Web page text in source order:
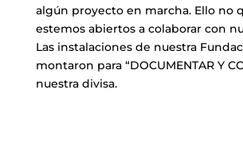
algún proyecto en marcha. Ello no
estemos abiertos a colaborar con
Las instalaciones de nuestra
montaron para “DOCUMENTAR Y
nuestra divisa.